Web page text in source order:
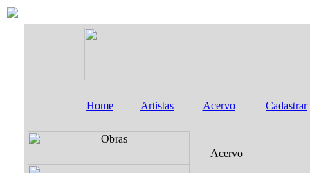
Home Artistas Acervo Cadastrar
Acervo